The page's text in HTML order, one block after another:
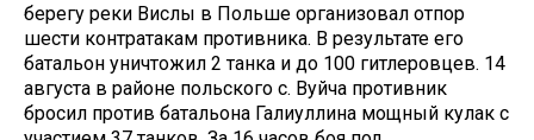
берегу реки Вислы в Польше организовал отпор
шести контратакам противника. В результате его
батальон уничтожил 2 танка и до 100 гитлеровцев. 14
августа в районе польского с. Вуйча противник
бросил против батальона Галиуллина мощный кулак с